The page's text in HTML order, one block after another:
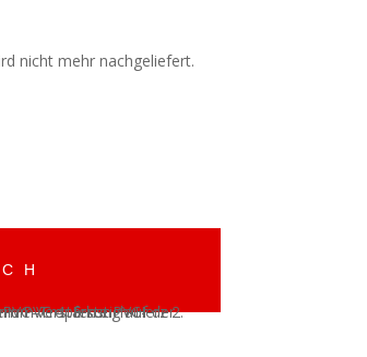
nicht mehr nachgeliefert.